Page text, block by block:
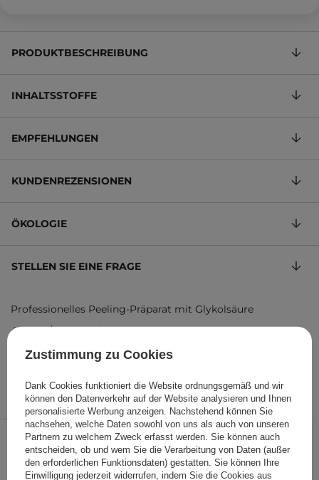
14,99 € / Stk.
IN DEN WARENKORB
PRODUKTBESCHREIBUNG
INHALTSSTOFFE
EMPFEHLUNGEN
KUNDENREZENSIONEN
ÖKOLOGIE
STELLEN SIE EINE FRAGE
Professionelles Peeling-Präparat mit Glykolsäure
49,97 €/100 ml, inkl. MwSt.
Produktcode: 3542
Zustimmung zu Cookies
Dank Cookies funktioniert die Website ordnungsgemäß und wir
können den Datenverkehr auf der Website analysieren und Ihnen
personalisierte Werbung anzeigen. Nachstehend können Sie
nachsehen, welche Daten sowohl von uns als auch von unseren
Partnern zu welchem Zweck erfasst werden. Sie können auch
entscheiden, ob und wem Sie die Verarbeitung von Daten (außer
den erforderlichen Funktionsdaten) gestatten. Sie können Ihre
Einwilligung jederzeit widerrufen, indem Sie die Cookies aus